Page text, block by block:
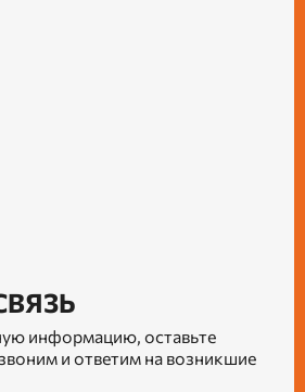
информацию, оставьте
и ответим на возникшие